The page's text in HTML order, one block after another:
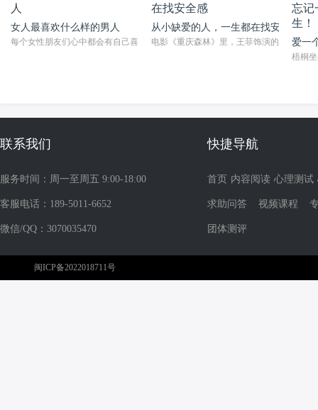
女人最喜欢什么样的男人
每个女性朋友们心中都会有自己喜欢的男人，而在生活中也有很多的男性朋友们
从小缺爱的人，一生都在找安全感
电影《重庆森林》里，王菲饰演的阿菲喜欢
爱一
梧桐
联系我们
服务时间：周一至周五 9:00-18:00
客服电话：189-5011-6652
微信/QQ：3070035470
快捷导航
首页 内容阅读 心理测试
求助问答 视频课程
团体测评
闽ICP备2022018711号